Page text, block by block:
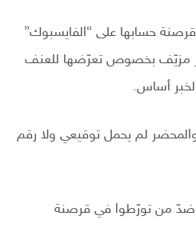
حسابها على “الفايسبوك”
مزيّف بخصوص تعرّضها للعنف
أساس.
لم يحمل توقيعي ولا رقم
من تورّطوا في قرصنة